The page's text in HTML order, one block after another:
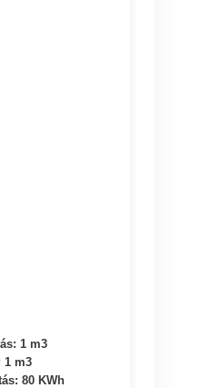
1 m3
1 m3
80 KWh